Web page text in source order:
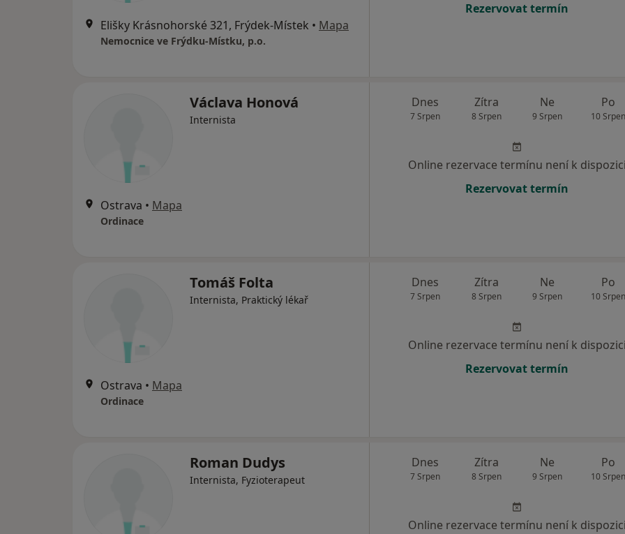
Elišky Krásnohorské 321, Frýdek-Místek • Mapa
Nemocnice ve Frýdku-Místku, p.o.
Rezervovat termín
Václava Honová
Internista
Ostrava • Mapa
Ordinace
Dnes
7 Srpen
Zítra
8 Srpen
Ne
9 Srpen
Po
10 Srpen
Online rezervace termínu není k dispozici
Rezervovat termín
Tomáš Folta
Internista, Praktický lékař
Ostrava • Mapa
Ordinace
Dnes
7 Srpen
Zítra
8 Srpen
Ne
9 Srpen
Po
10 Srpen
Online rezervace termínu není k dispozici
Rezervovat termín
Roman Dudys
Internista, Fyzioterapeut
Dnes
7 Srpen
Zítra
8 Srpen
Ne
9 Srpen
Po
10 Srpen
Online rezervace termínu není k dispozici